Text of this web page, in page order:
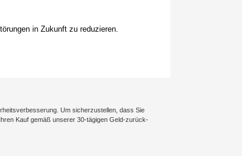
in Zukunft zu reduzieren.
Um sicherzustellen, dass Sie
Kauf gemäß unserer 30-tägigen Geld-zurück-